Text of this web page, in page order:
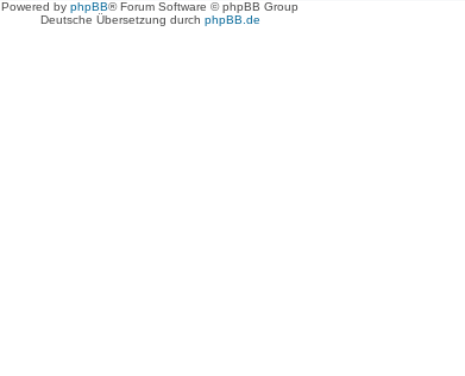
Powered by phpBB® Forum Software © phpBB Group
Deutsche Übersetzung durch phpBB.de